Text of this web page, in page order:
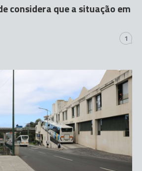
considera que a situação em
1